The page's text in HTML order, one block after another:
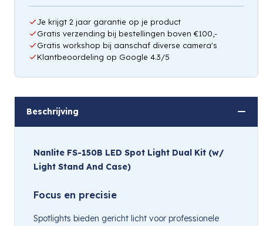
Je krijgt 2 jaar garantie op je product
Gratis verzending bij bestellingen boven €100,-
Gratis workshop bij aanschaf diverse camera's
Klantbeoordeling op Google 4.3/5
Beschrijving
Nanlite FS-150B LED Spot Light Dual Kit (w/
Light Stand And Case)
Focus en precisie
Spotlights bieden gericht licht voor professionele